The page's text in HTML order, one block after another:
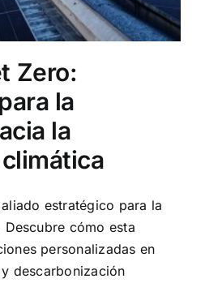
Zero:
la
la
estratégico para la
cómo esta
personalizadas en
descarbonización